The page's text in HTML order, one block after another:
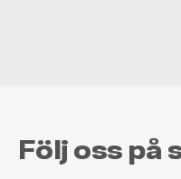
Följ oss på